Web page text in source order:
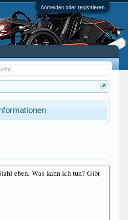
Anmelden oder registrieren
eben. Was kann ich tun? Gibt